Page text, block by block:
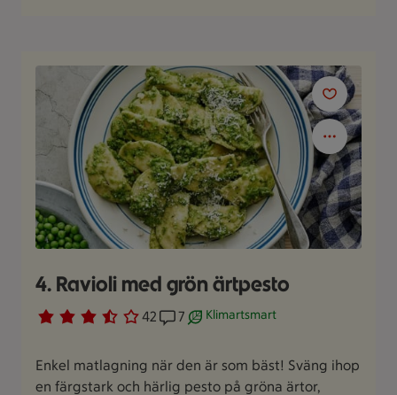
4. Ravioli med grön ärtpesto
Betyg 3.7 av 5. 42
42 personer har röstatReceptet har 7 kommentarer
7 Receptet är ett klimartsmart val.
Klimartsmart
Enkel matlagning när den är som bäst! Sväng ihop
en färgstark och härlig pesto på gröna ärtor,